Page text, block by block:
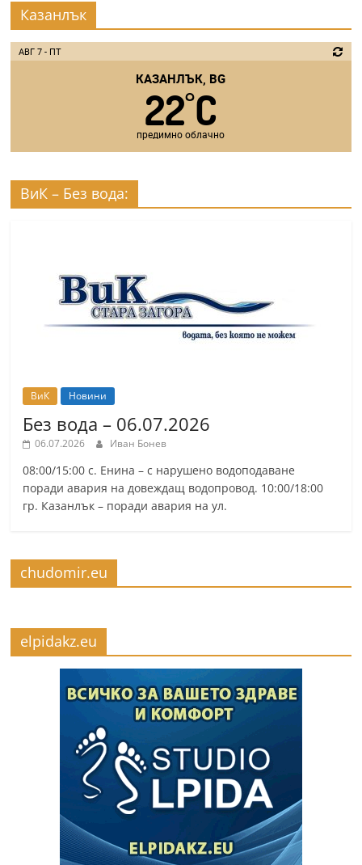
Казанлък
АВГ 7 - ПТ
КАЗАНЛЪК, BG
22°C
предимно облачно
ВиК – Без вода:
ВиК Новини
Без вода – 06.07.2026
06.07.2026 Иван Бонев
08:00/15:00 с. Енина – с нарушено водоподаване
поради авария на довеждащ водопровод. 10:00/18:00
гр. Казанлък – поради авария на ул.
chudomir.eu
elpidakz.eu